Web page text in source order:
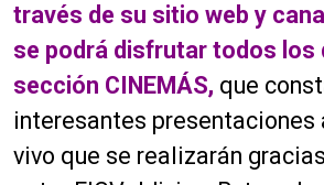
través de su sitio web y
se podrá disfrutar todos los
sección CINEMÁS, que
interesantes
vivo que se realizarán